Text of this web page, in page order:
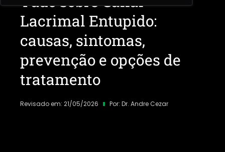
Lacrimal Entupido:
causas, sintomas,
prevenção e opções de
tratamento
Revisado em: 21/05/2026 Por: Dr. Andre Cezar